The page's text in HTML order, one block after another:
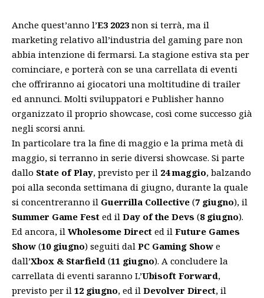
Anche quest’anno l’E3 2023 non si terrà, ma il
marketing relativo all’industria del gaming pare non
abbia intenzione di fermarsi. La stagione estiva sta per
cominciare, e porterà con se una carrellata di eventi
che offriranno ai giocatori una moltitudine di trailer
ed annunci. Molti sviluppatori e Publisher hanno
organizzato il proprio showcase, così come successo già
negli scorsi anni.
In particolare tra la fine di maggio e la prima metà di
maggio, si terranno in serie diversi showcase. Si parte
dallo State of Play, previsto per il 24 maggio, balzando
poi alla seconda settimana di giugno, durante la quale
si concentreranno il Guerrilla Collective (7 giugno), il
Summer Game Fest ed il Day of the Devs (8 giugno).
Ed ancora, il Wholesome Direct ed il Future Games
Show (10 giugno) seguiti dal PC Gaming Show e
dall’Xbox & Starfield (11 giugno). A concludere la
carrellata di eventi saranno L’Ubisoft Forward,
previsto per il 12 giugno, ed il Devolver Direct, il